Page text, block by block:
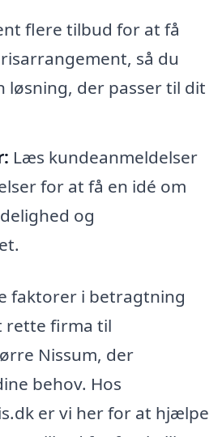
flere tilbud for at få
så du
løsning, der passer til dit
Læs kundeanmeldelser
for at få en idé om
og
faktorer i betragtning
rette firma til
Nissum, der
behov. Hos
er vi her for at hjælpe